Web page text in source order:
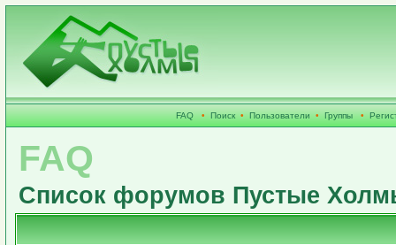
FAQ • Поиск • Пользователи • Группы •
FAQ
Список форумов Пустые